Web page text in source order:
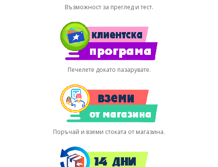
Възможност за преглед и тест.
Печелете докато пазарувате.
Поръчай и вземи стоката от магазина.